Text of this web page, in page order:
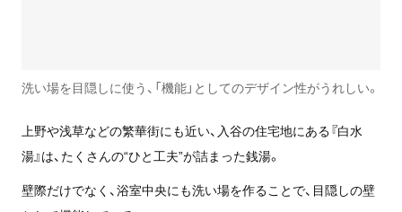
洗い場を目隠しに使う、「機能」としてのデザイン性がうれしい。
上野や浅草などの繁華街にも近い、入谷の住宅地にある『白水
湯』は、たくさんの“ひと工夫”が詰まった銭湯。
壁際だけでなく、浴室中央にも洗い場を作ることで、目隠しの壁